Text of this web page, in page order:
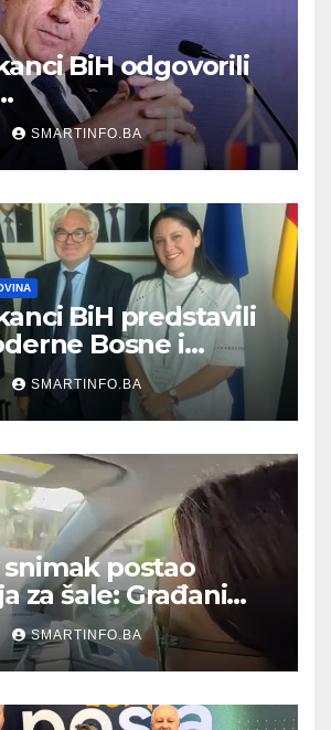
BiH odgovorili
i pripada svim
SMARTINFO.BA
BiH predstavili
Bosne i
ambasadoru
SMARTINFO.BA
postao
za šale: Građani
poslali poruku
SMARTINFO.BA